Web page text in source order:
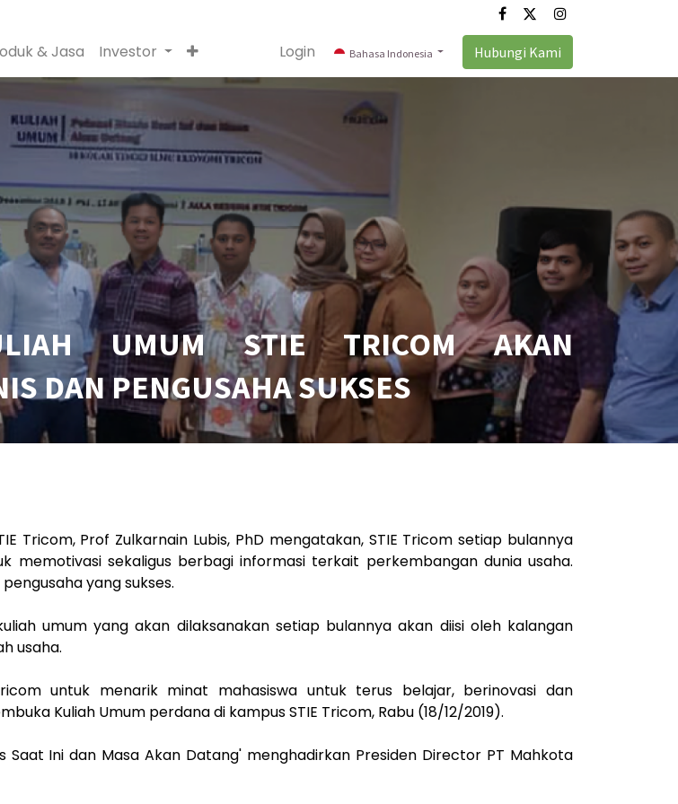
& Jasa Investor Login Bahasa Indonesia Hubungi Kami
UMUM STIE TRICOM AKAN
DAN PENGUSAHA SUKSES
Tricom, Prof Zulkarnain Lubis, PhD mengatakan, STIE Tricom setiap bulannya
memotivasi sekaligus berbagi informasi terkait perkembangan dunia usaha.
yang sukses.
umum yang akan dilaksanakan setiap bulannya akan diisi oleh kalangan
usaha.
untuk menarik minat mahasiswa untuk terus belajar, berinovasi dan
Kuliah Umum perdana di kampus STIE Tricom, Rabu (18/12/2019).
Saat Ini dan Masa Akan Datang' menghadirkan Presiden Director PT Mahkota